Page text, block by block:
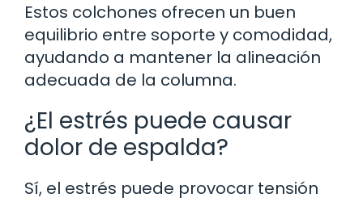
Estos colchones ofrecen un buen
equilibrio entre soporte y comodidad,
ayudando a mantener la alineación
adecuada de la columna.
¿El estrés puede causar
dolor de espalda?
Sí, el estrés puede provocar tensión